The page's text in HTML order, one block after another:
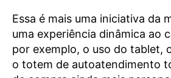
Essa é mais uma iniciativa da
uma experiência dinâmica ao
por exemplo, o uso do tablet,
o totem de autoatendimento